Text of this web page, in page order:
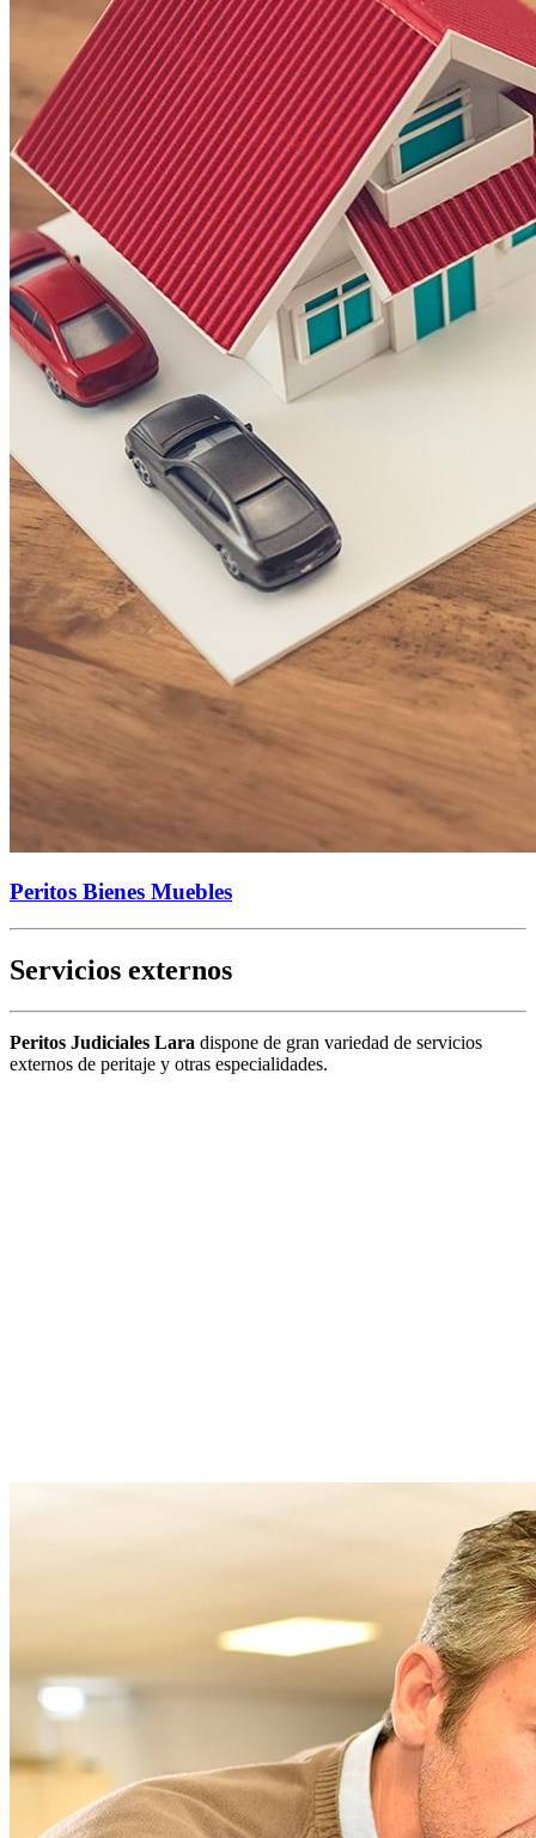
Peritos Bienes Muebles
Servicios externos
Peritos Judiciales Lara dispone de gran variedad de servicios
externos de peritaje y otras especialidades.